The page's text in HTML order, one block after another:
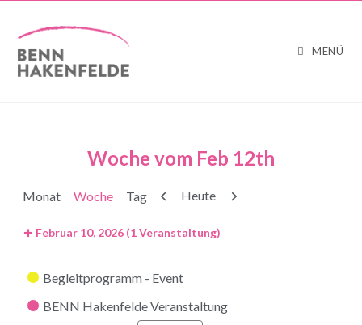
MENÜ
Woche vom Feb 12th
Monat Woche Tag Zurück
Heute Weiter
Februar 10, 2026 (1 Veranstaltung)
Kategorien
Begleitprogramm - Event
BENN Hakenfelde Veranstaltung